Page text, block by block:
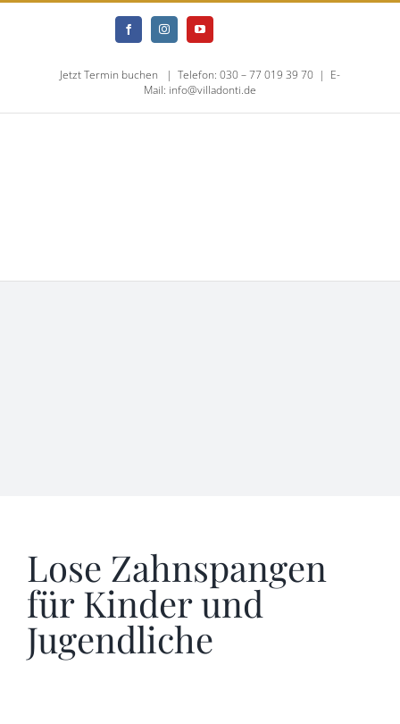
FacebookInstagramYouTube
Jetzt Termin buchen | Telefon: 030 – 77 019 39 70 | E-
Mail: info@villadonti.de
Lose Zahnspangen
für Kinder und
Jugendliche